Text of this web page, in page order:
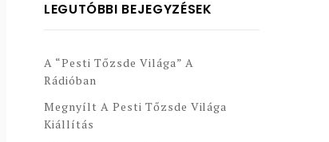
LEGUTÓBBI BEJEGYZÉSEK
A “Pesti Tőzsde Világa” A
Rádióban
Megnyílt A Pesti Tőzsde Világa
Kiállítás